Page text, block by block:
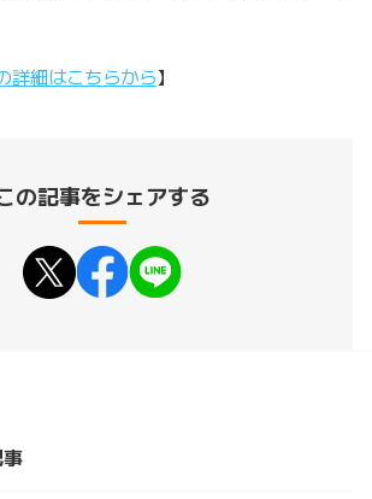
詳細はこちらから】
の記事をシェアする